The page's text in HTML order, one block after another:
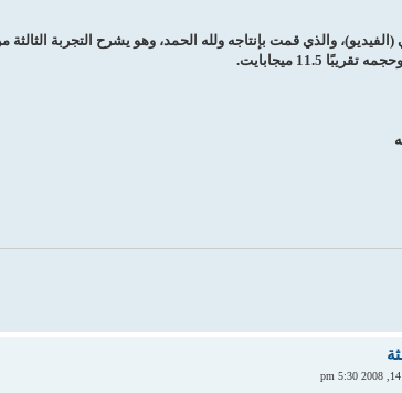
والذي قمت بإنتاجه ولله الحمد، وهو يشرح التجربة الثالثة
وحجمه تقريبًا 11.5 ميجابايت.